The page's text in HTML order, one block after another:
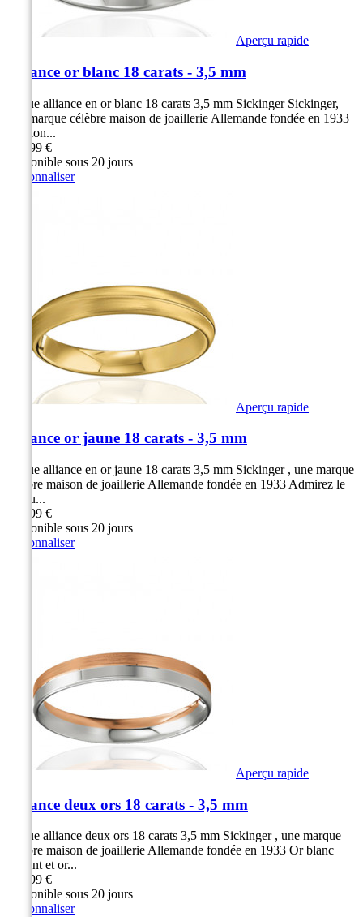
Aperçu rapide
Alliance or blanc 18 carats - 3,5 mm
Bague alliance en or blanc 18 carats 3,5 mm Sickinger Sickinger,
une marque célèbre maison de joaillerie Allemande fondée en 1933
Finition...
869,99 €
Disponible sous 20 jours
Personnaliser
Aperçu rapide
Alliance or jaune 18 carats - 3,5 mm
Bague alliance en or jaune 18 carats 3,5 mm Sickinger , une marque
célèbre maison de joaillerie Allemande fondée en 1933 Admirez le
rendu...
879,99 €
Disponible sous 20 jours
Personnaliser
Aperçu rapide
Alliance deux ors 18 carats - 3,5 mm
Bague alliance deux ors 18 carats 3,5 mm Sickinger , une marque
célèbre maison de joaillerie Allemande fondée en 1933 Or blanc
brillant et or...
879,99 €
Disponible sous 20 jours
Personnaliser